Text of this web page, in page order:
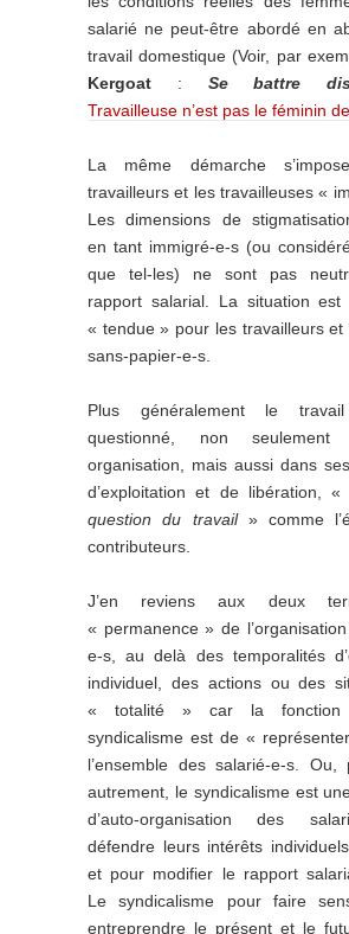
salarié ne peut-être abordé en
travail domestique (Voir, par
Kergoat : Se battre
Travailleuse n’est pas le féminin
La même démarche
travailleurs et les travailleuses «
Les dimensions de
en tant immigré-e-s (ou
que tel-les) ne sont pas
rapport salarial. La situation est
« tendue » pour les travailleurs et
sans-papier-e-s.
Plus généralement le
questionné, non
organisation, mais aussi dans
d’exploitation et de libération, «
question du travail» comme
contributeurs.
J’en reviens aux deux
« permanence » de
e-s, au delà des temporalités
individuel, des actions ou des
« totalité » car la fonction
syndicalisme est de «
l’ensemble des salarié-e-s.
autrement, le syndicalisme est
d’auto-organisation des
défendre leurs intérêts
et pour modifier le rapport
Le syndicalisme pour faire
entreprendre le présent et le